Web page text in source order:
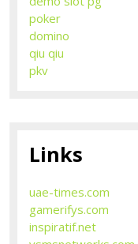
poker
domino
qiu qiu
pkv
Links
uae-times.com
gamerifys.com
inspiratif.net